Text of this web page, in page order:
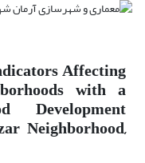
Affecting
with a
Development
Neighborhood,